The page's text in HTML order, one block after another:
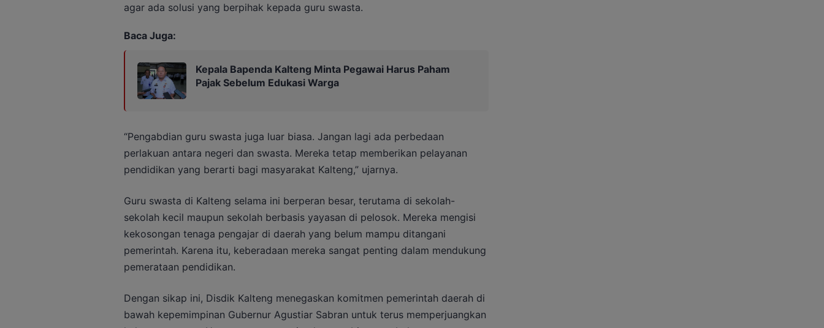
agar ada solusi yang berpihak kepada guru swasta.
Baca Juga:
Kepala Bapenda Kalteng Minta Pegawai Harus Paham
Pajak Sebelum Edukasi Warga
“Pengabdian guru swasta juga luar biasa. Jangan lagi ada perbedaan
perlakuan antara negeri dan swasta. Mereka tetap memberikan pelayanan
pendidikan yang berarti bagi masyarakat Kalteng,” ujarnya.
Guru swasta di Kalteng selama ini berperan besar, terutama di sekolah-
sekolah kecil maupun sekolah berbasis yayasan di pelosok. Mereka mengisi
kekosongan tenaga pengajar di daerah yang belum mampu ditangani
pemerintah. Karena itu, keberadaan mereka sangat penting dalam mendukung
pemerataan pendidikan.
Dengan sikap ini, Disdik Kalteng menegaskan komitmen pemerintah daerah di
bawah kepemimpinan Gubernur Agustiar Sabran untuk terus memperjuangkan